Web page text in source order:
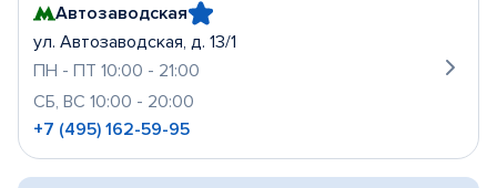
Автозаводская
ул. Автозаводская, д. 13/1
ПН - ПТ 10:00 - 21:00
СБ, ВС 10:00 - 20:00
+7 (495) 162-59-95